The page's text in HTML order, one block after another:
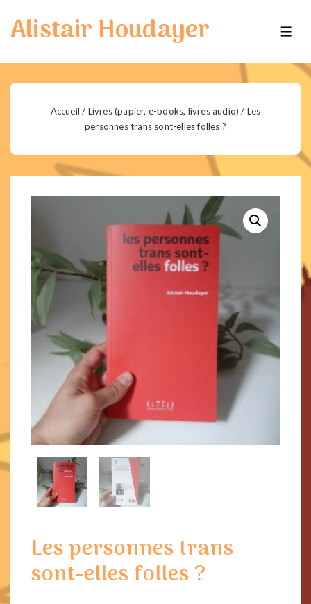
passer
Alistair Houdayer
Accueil / Livres (papier, e-books, livres audio) / Les
personnes trans sont-elles folles ?
Les personnes trans
sont-elles folles ?